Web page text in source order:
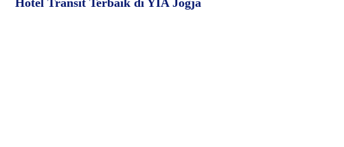
Hotel Transit Terbaik di YIA Jogja